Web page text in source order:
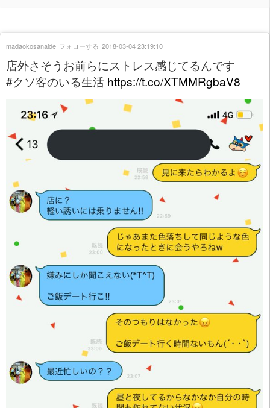
店外さそうお前らにストレス感じてるんです
#クソ客のいる生活 https://t.co/XTMMRgbaV8
madaokosanaide フォローする 2018-03-04 23:19:10